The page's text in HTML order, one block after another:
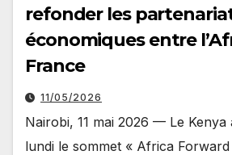
refonder les
économiques entre
France
11/05/2026
Nairobi, 11 mai 2026 — Le Kenya
lundi le sommet « Africa Forward